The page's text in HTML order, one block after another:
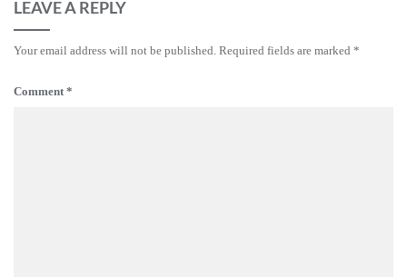
LEAVE A REPLY
Your email address will not be published. Required fields are marked *
Comment*